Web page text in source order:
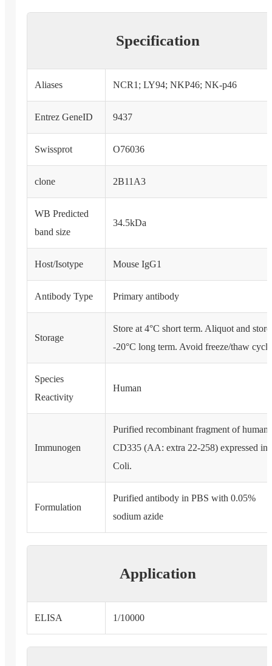
Specification
Aliases NCR1; LY94; NKP46; NK-p46
Entrez GeneID 9437
Swissprot O76036
clone 2B11A3
WB Predicted
band size
34.5kDa
Host/Isotype Mouse IgG1
Antibody Type Primary antibody
Storage
Store at 4°C short term. Aliquot and store
-20°C long term. Avoid freeze/thaw
Species
Reactivity
Human
Immunogen
Purified recombinant fragment of human
CD335 (AA: extra 22-258) expressed in
Coli.
Formulation
Purified antibody in PBS with 0.05%
sodium azide
Application
ELISA 1/10000